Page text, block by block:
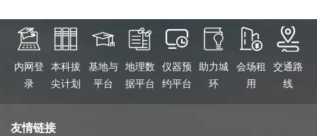
内网登
录
本科拔
尖计划
基地与
平台
地理数
据平台
仪器预
约平台
助力城
环
会场租
用
交通路
线
友情链接